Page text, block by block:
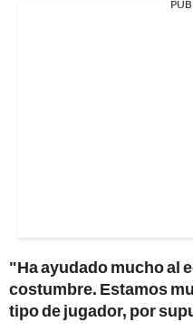
"Ha ayudado mucho al
costumbre. Estamos
tipo de jugador, por